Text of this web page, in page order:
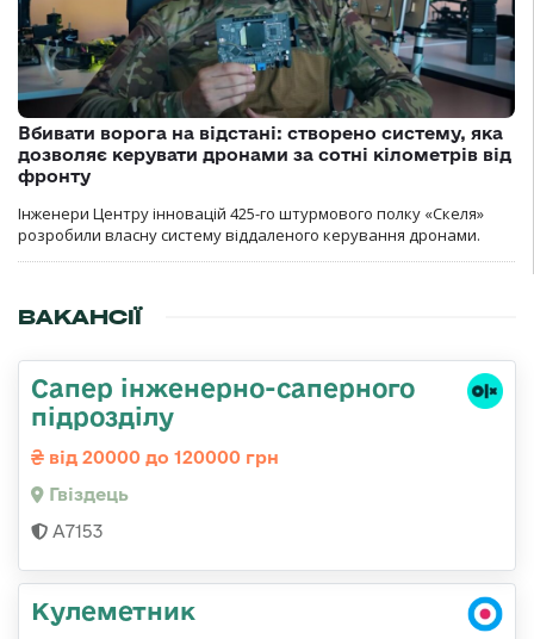
Вбивати ворога на відстані: створено систему, яка
дозволяє керувати дронами за сотні кілометрів від
фронту
Інженери Центру інновацій 425-го штурмового полку «Скеля»
розробили власну систему віддаленого керування дронами.
ВАКАНСІЇ
Сапер інженерно-саперного
підрозділу
від 20000 до 120000 грн
Гвiздець
А7153
Кулеметник